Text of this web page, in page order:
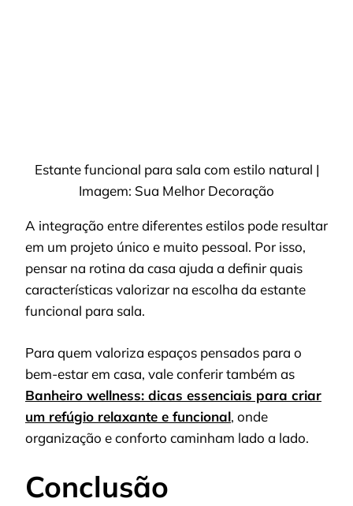
Estante funcional para sala com estilo natural |
Imagem: Sua Melhor Decoração
A integração entre diferentes estilos pode resultar
em um projeto único e muito pessoal. Por isso,
pensar na rotina da casa ajuda a definir quais
características valorizar na escolha da estante
funcional para sala.
Para quem valoriza espaços pensados para o
bem-estar em casa, vale conferir também as
Banheiro wellness: dicas essenciais para criar
um refúgio relaxante e funcional, onde
organização e conforto caminham lado a lado.
Conclusão